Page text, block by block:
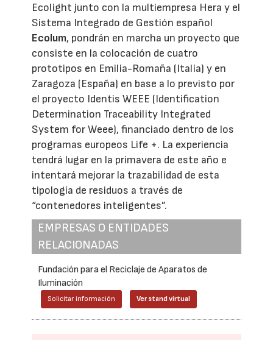
Ecolight junto con la multiempresa Hera y el
Sistema Integrado de Gestión español
Ecolum, pondrán en marcha un proyecto que
consiste en la colocación de cuatro
prototipos en Emilia-Romaña (Italia) y en
Zaragoza (España) en base a lo previsto por
el proyecto Identis WEEE (Identification
Determination Traceability Integrated
System for Weee), financiado dentro de los
programas europeos Life +. La experiencia
tendrá lugar en la primavera de este año e
intentará mejorar la trazabilidad de esta
tipología de residuos a través de
“contenedores inteligentes”.
EMPRESAS O ENTIDADES
RELACIONADAS
Fundación para el Reciclaje de Aparatos de
Iluminación
Solicitar información Ver stand virtual